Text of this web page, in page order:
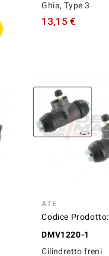
Ghia, Type 3
13,15 €
ATE
Codice Prodotto:
DMV1220-1
Cilindretto freni